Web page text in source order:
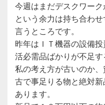
今週はまだデスクワー
という余力は持ち合わ
言うところです。
昨年はＩＴ機器の設備
活必需品ばかりが不足す
私の考え方が古いのか
古で事足りる物と絶対
あります。